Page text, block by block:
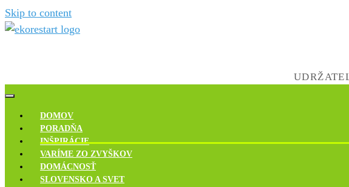
Skip to content
DOMOV
PORADŇA
INŠPIRÁCIE
VARÍME ZO ZVYŠKOV
DOMÁCNOSŤ
SLOVENSKO A SVET